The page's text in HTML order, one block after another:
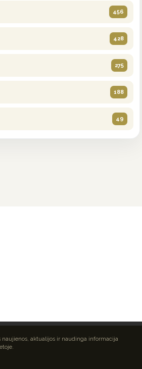
456
428
275
188
49
naujienos, aktualijos ir naudinga informacija